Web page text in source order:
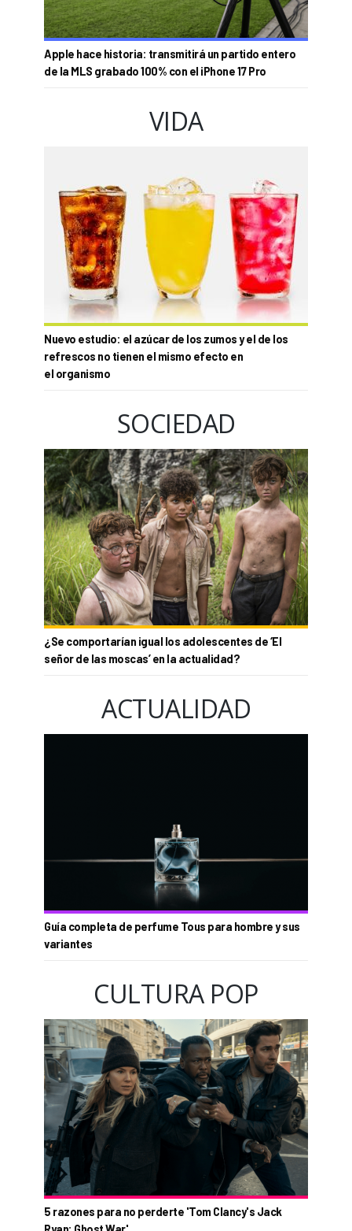
Apple hace historia: transmitirá un partido entero
de la MLS grabado 100% con el iPhone 17 Pro
VIDA
Nuevo estudio: el azúcar de los zumos y el de los
refrescos no tienen el mismo efecto en
el organismo
SOCIEDAD
¿Se comportarían igual los adolescentes de ‘El
señor de las moscas’ en la actualidad?
ACTUALIDAD
Guía completa de perfume Tous para hombre y sus
variantes
CULTURA POP
5 razones para no perderte 'Tom Clancy's Jack